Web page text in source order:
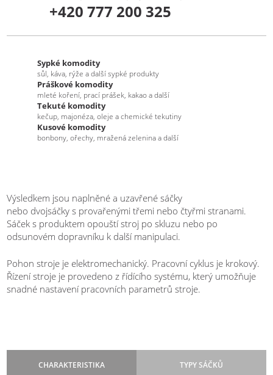
+420 777 200 325
Sypké komodity
sůl, káva, rýže a další sypké produkty
Práškové komodity
mleté koření, prací prášek, kakao a další
Tekuté komodity
kečup, majonéza, oleje a chemické tekutiny
Kusové komodity
bonbony, ořechy, mražená zelenina a další
Výsledkem jsou naplněné a uzavřené sáčky
nebo dvojsáčky s provařenými třemi nebo čtyřmi stranami.
Sáček s produktem opouští stroj po skluzu nebo po
odsunovém dopravníku k další manipulaci.
Pohon stroje je elektromechanický. Pracovní cyklus je krokový.
Řízení stroje je provedeno z řídícího systému, který umožňuje
snadné nastavení pracovních parametrů stroje.
CHARAKTERISTIKA TYPY SÁČKŮ